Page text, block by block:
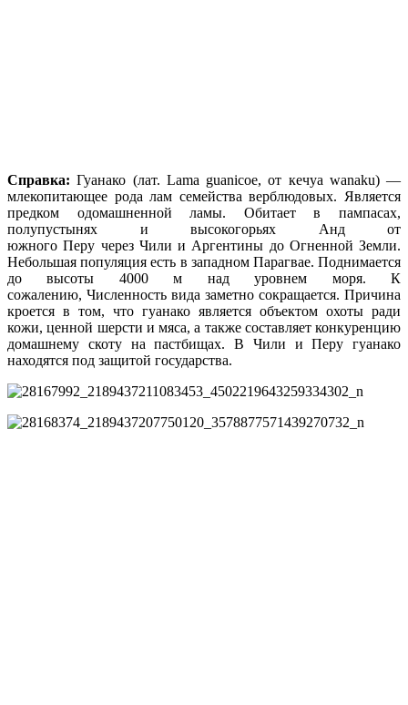
Справка:Гуанако (лат. Lama guanicoe, от кечуа wanaku) —
млекопитающее рода лам семейства верблюдовых. Является
предком одомашненной ламы. Обитает в пампасах,
полупустынях и высокогорьях Анд от
южного Перу через Чили и Аргентины до Огненной Земли.
Небольшая популяция есть в западном Парагвае. Поднимается
до высоты 4000 м над уровнем моря. К
сожалению, Численность вида заметно сокращается. Причина
кроется в том, что гуанако является объектом охоты ради
кожи, ценной шерсти и мяса, а также составляет конкуренцию
домашнему скоту на пастбищах. В Чили и Перу гуанако
находятся под защитой государства.